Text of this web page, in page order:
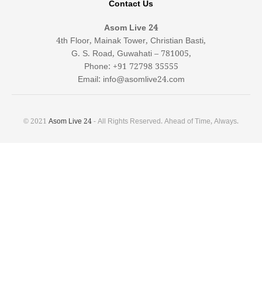
Contact Us
Asom Live 24
4th Floor, Mainak Tower, Christian Basti,
G. S. Road, Guwahati – 781005,
Phone: +91 72798 35555
Email: info@asomlive24.com
© 2021 Asom Live 24- All Rights Reserved. Ahead of Time, Always.